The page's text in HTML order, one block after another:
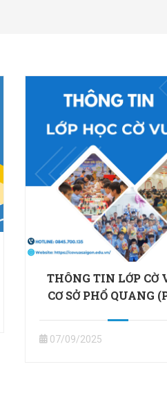
THÔNG TIN LỚP CỜ
CƠ SỞ PHỔ QUANG
07/09/2025